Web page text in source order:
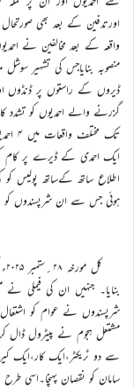
اورتدفین کے بعد بھی صورتحال
واقعہ کے بعد مخالفین نے
منصوبہ بنایاجس کی تشہیر
ڈیروں کے راستوں پر ڈنڈوں
تک
ایک احمدی کے ڈیرے پر کام
اطلاع ساتھ کےساتھ پولیس
ہوئی جس سے ان شرپسندوں کو
بنایا۔ جنہیں ان کی فیملی
شرپسندوں نے عوام کو اشتعال
مشتعل ہجوم نے پیٹرول ڈال
سے دو ٹریکٹر،ایک کار،ایک
سامان کو نقصان پہنچا۔اسی طرح